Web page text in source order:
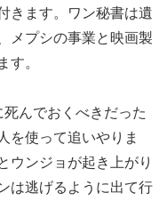
きます。ワン秘書は遺
メプシの事業と映画製
す。
んでおくべきだった
を使って追いやりま
ウンジョが起き上がり
は逃げるように出て行